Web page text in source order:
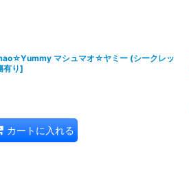
マシュマオ☆ヤミー (シークレッ
有り]
カートに入れる